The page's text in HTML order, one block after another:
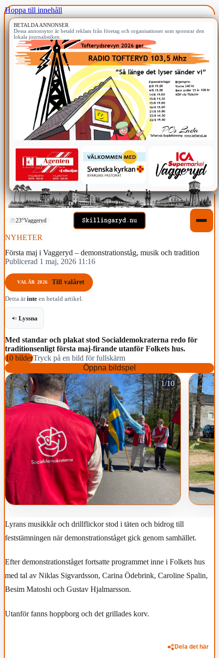
Hoppa till innehåll
BETALDA ANNONSER
Dessa annonsytor är betald reklam från företag och organisationer som sponsrar den
lokala journalistiken.
23°Vaggeryd
NYHETER
Första maj i Vaggeryd – demonstrationståg, musik och tradition
Publicerad 1 maj, 2026 11:16
VALÅR 2026 Till valåret
Detta ärinte en betald artikel.
Lyssna
Med standar och plakat stod Socialdemokraterna redo för
traditionsenligt första maj-firande utanför Folkets hus.
10 bilderTryck på en bild för fullskärm
Öppna bildspel
1/10
Lyrans musikkår och drillflickor stod i täten och bidrog till
feststämningen när demonstrationståget gick genom samhället.
Efter demonstrationståget fortsatte programmet inne i Folkets hus
med tal av Niklas Sigvardsson, Carina Ödebrink, Caroline Spalin,
Besim Matoshi och Gustav Hjalmarsson.
Utanför fanns hoppborg och det grillades korv.
Dela det här